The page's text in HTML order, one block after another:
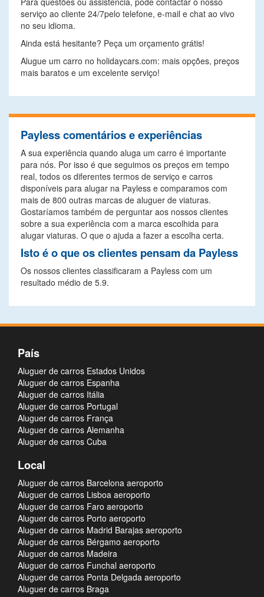
serviço ao cliente 24/7pelo telefone, e-mail e chat ao vivo
no seu idioma.
Ainda está hesitante? Peça um orçamento grátis!
Alugue um carro no holidaycars.com: mais opções, preços
mais baratos e um excelente serviço!
Payless comentários e experiências
A sua experiência quando aluga um carro é importante
para nós. Por isso é que seguimos os preços em tempo
real, todos os diferentes termos de serviço e carros
disponíveis para alugar na Payless e comparamos com
mais de 800 outras marcas de aluguer de viaturas.
Gostaríamos também de perguntar aos nossos clientes
sobre a sua experiência com a marca escolhida para
alugar viaturas. O que o ajuda a fazer a escolha certa.
Isto é o que os clientes pensam da Payless
Os nossos clientes classificaram a Payless com um
resultado médio de 5.9.
País
Aluguer de carros Estados Unidos
Aluguer de carros Espanha
Aluguer de carros Itália
Aluguer de carros Portugal
Aluguer de carros França
Aluguer de carros Alemanha
Aluguer de carros Cuba
Local
Aluguer de carros Barcelona aeroporto
Aluguer de carros Lisboa aeroporto
Aluguer de carros Faro aeroporto
Aluguer de carros Porto aeroporto
Aluguer de carros Madrid Barajas aeroporto
Aluguer de carros Bérgamo aeroporto
Aluguer de carros Madeira
Aluguer de carros Funchal aeroporto
Aluguer de carros Ponta Delgada aeroporto
Aluguer de carros Braga